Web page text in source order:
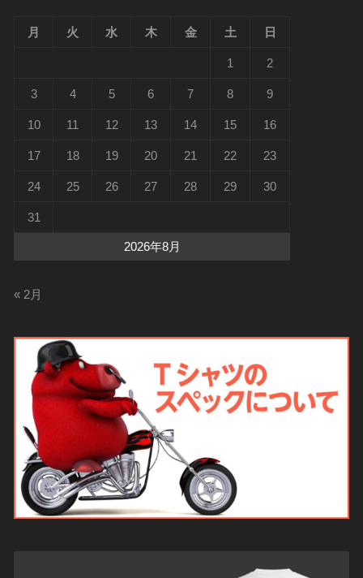
2026年8月
月 火 水 木 金 土 日
1 2
3 4 5 6 7 8 9
10 11 12 13 14 15 16
17 18 19 20 21 22 23
24 25 26 27 28 29 30
31
« 2月